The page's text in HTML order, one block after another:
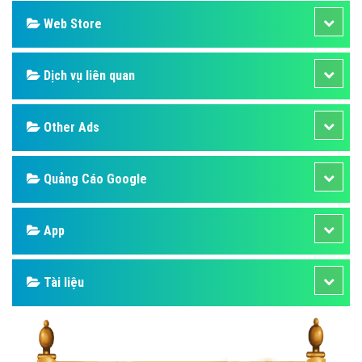
Web Store
Dịch vụ liên quan
Other Ads
Quảng Cáo Google
App
Tài liệu